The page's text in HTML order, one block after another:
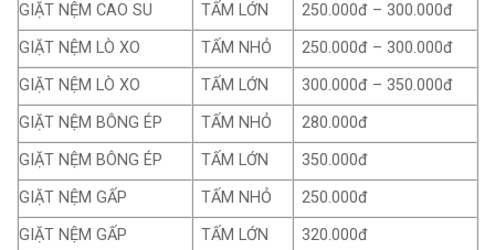
GIẶT NỆM CAO SU
TẤM LỚN
250.000đ – 300.000đ
GIẶT NỆM LÒ XO
TẤM NHỎ
250.000đ – 300.000đ
GIẶT NỆM LÒ XO
TẤM LỚN
300.000đ – 350.000đ
GIẶT NỆM BÔNG ÉP
TẤM NHỎ
280.000đ
GIẶT NỆM BÔNG ÉP
TẤM LỚN
350.000đ
GIẶT NỆM GẤP
TẤM NHỎ
250.000đ
GIẶT NỆM GẤP
TẤM LỚN 320.000đ